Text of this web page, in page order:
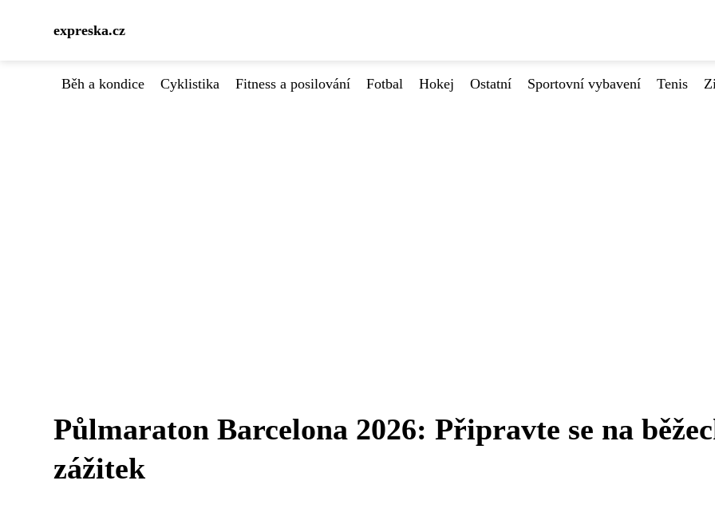
expreska.cz
Běh a kondice Cyklistika Fitness a posilování Fotbal Hokej Ostatní Sportovní vybavení Tenis
Půlmaraton Barcelona 2026: Připravte se na
zážitek